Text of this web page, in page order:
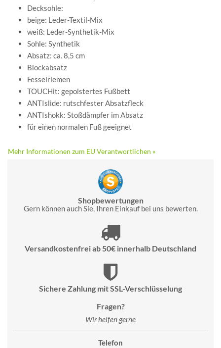
Decksohle:
beige: Leder-Textil-Mix
weiß: Leder-Synthetik-Mix
Sohle: Synthetik
Absatz: ca. 8,5 cm
Blockabsatz
Fesselriemen
TOUCHit: gepolstertes Fußbett
ANTIslide: rutschfester Absatzfleck
ANTIshokk: Stoßdämpfer im Absatz
für einen normalen Fuß geeignet
Mehr Informationen zum EU Verantwortlichen »
Shopbewertungen
Gern können auch Sie, Ihren Einkauf bei uns bewerten.
Versandkostenfrei ab 50€ innerhalb Deutschland
Sichere Zahlung mit SSL-Verschlüsselung
Fragen?
Wir helfen gerne
Telefon